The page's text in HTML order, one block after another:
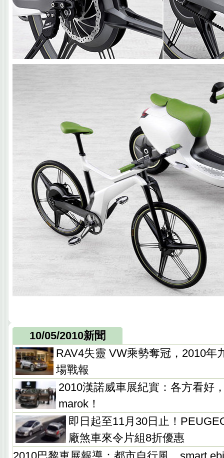
10/05/2010新聞
RAV4失靈 VW乘勢奪冠，2010年
場戰報
2010漢諾威車展紀實：各方看好
marok！
即日起至11月30日止！
廠煞車來令片組8折優惠